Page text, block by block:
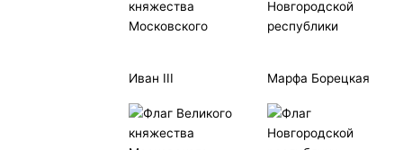
Иван III Марфа Борецкая